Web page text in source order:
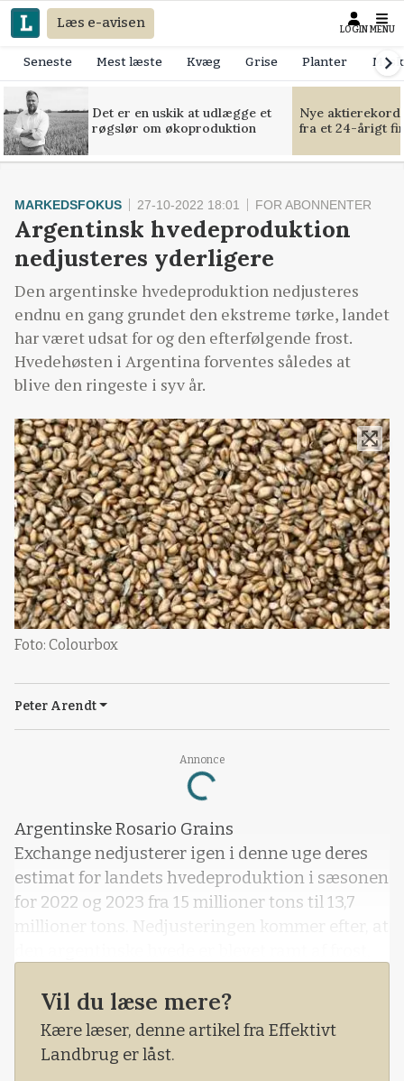
Læs e-avisen LOGIN MENU
Seneste Mest læste Kvæg Grise Planter
Det er en uskik at udlægge et
røgslør om økoproduktion
Nye
fra et 24-årigt
Annonce
Loading...
MARKEDSFOKUS 27-10-2022 18:01 FOR ABONNENTER
Argentinsk hvedeproduktion
nedjusteres yderligere
Den argentinske hvedeproduktion nedjusteres
endnu en gang grundet den ekstreme tørke, landet
har været udsat for og den efterfølgende frost.
Hvedehøsten i Argentina forventes således at
blive den ringeste i syv år.
Foto: Colourbox
Peter Arendt
Argentinske Rosario Grains
Exchange nedjusterer igen i denne uge deres
estimat for landets hvedeproduktion i sæsonen
for 2022 og 2023 fra 15 millioner tons til 13,7
millioner tons. Nedjusteringen kommer efter, at
Den forventede hvedeproduktion på 13,7
millioner tons vil i så fald være den ringeste
hvedeproduktion, som det store
Vil du læse mere?
Kære læser, denne artikel fra Effektivt
Landbrug er låst.